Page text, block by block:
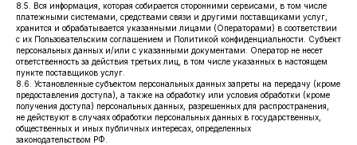
8.5. Вся информация, которая собирается сторонними сервисами, в том числе
платежными системами, средствами связи и другими поставщиками услуг,
хранится и обрабатывается указанными лицами (Операторами) в соответствии
с их Пользовательским соглашением и Политикой конфиденциальности. Субъект
персональных данных и/или с указанными документами. Оператор не несет
ответственность за действия третьих лиц, в том числе указанных в настоящем
пункте поставщиков услуг.
8.6. Установленные субъектом персональных данных запреты на передачу (кроме
предоставления доступа), а также на обработку или условия обработки (кроме
получения доступа) персональных данных, разрешенных для распространения,
не действуют в случаях обработки персональных данных в государственных,
общественных и иных публичных интересах, определенных
законодательством РФ.